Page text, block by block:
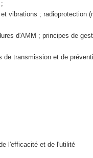
vibrations ; radioprotection
d'AMM ; principes de
transmission et de
l'efficacité et de l'utilité